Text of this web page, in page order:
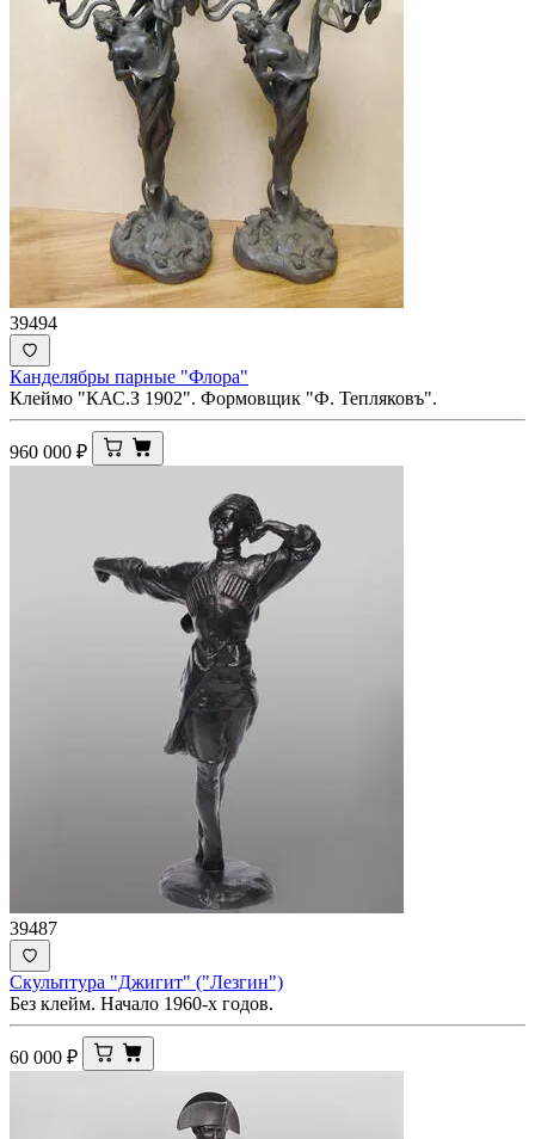
39494
Канделябры парные "Флора"
Клеймо "КАС.З 1902". Формовщик "Ф. Тепляковъ".
960 000 ₽
39487
Скульптура "Джигит" ("Лезгин")
Без клейм. Начало 1960-х годов.
60 000 ₽